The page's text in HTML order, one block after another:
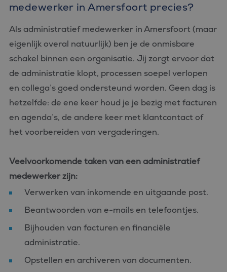
medewerker in Amersfoort precies?
Als administratief medewerker in Amersfoort (maar
eigenlijk overal natuurlijk) ben je de onmisbare
schakel binnen een organisatie. Jij zorgt ervoor dat
de administratie klopt, processen soepel verlopen
en collega’s goed ondersteund worden. Geen dag is
hetzelfde: de ene keer houd je je bezig met facturen
en agenda’s, de andere keer met klantcontact of
het voorbereiden van vergaderingen.
Veelvoorkomende taken van een administratief
medewerker zijn:
Verwerken van inkomende en uitgaande post.
Beantwoorden van e-mails en telefoontjes.
Bijhouden van facturen en financiële
administratie.
Opstellen en archiveren van documenten.